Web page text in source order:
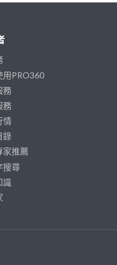
用PRO360
務
務
情
錄
家推薦
搜尋
識